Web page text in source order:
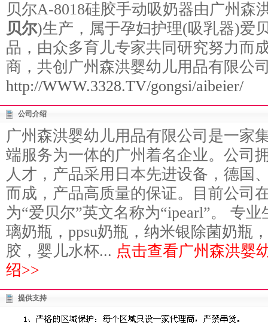
贝尔A-8018硅胶手动吸奶器由广州森
贝尔)生产，属于孕妇护理(吸乳器)爱
品，由众多育儿专家共同研究努力而
商，共创广州森洪婴幼儿用品有限公
http://WWW.3328.TV/gongsi/aibeier/
公司介绍
广州森洪婴幼儿用品有限公司是一家
端服务为一体的广州着名企业。公司
人才，产品采用日本先进设备，德国
而成，产品高质量的保证。目前公司
为“爱贝尔”英文名称为“ipearl”。 专
璃奶瓶，ppsu奶瓶，纳米银除菌奶瓶
胶，婴儿水杯... 点击查看广州森洪婴
绍>>
提供支持